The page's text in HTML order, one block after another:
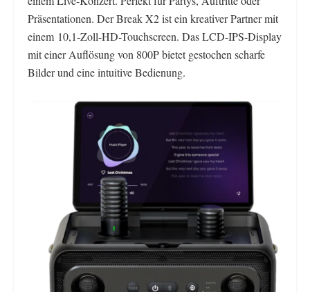
Präsentationen. Der Break X2 ist ein kreativer Partner mit
einem 10,1-Zoll-HD-Touchscreen. Das LCD-IPS-Display
mit einer Auflösung von 800P bietet gestochen scharfe
Bilder und eine intuitive Bedienung.